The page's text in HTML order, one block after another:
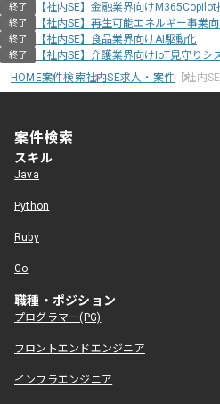
終了 【社内SE】金融業界向け
終了 【社内SE】再生可能エネルギー事業
終了 【社内SE】食品業界向けAI駆動化
終了
【社内SE】介護業界向けIoT見守り
HOME案件検索社内SE求人・案件 【社内
案件検索
スキル
Java
Python
Ruby
Go
職種・ポジション
プログラマー(PG)
フロントエンドエンジニア
インフラエンジニア